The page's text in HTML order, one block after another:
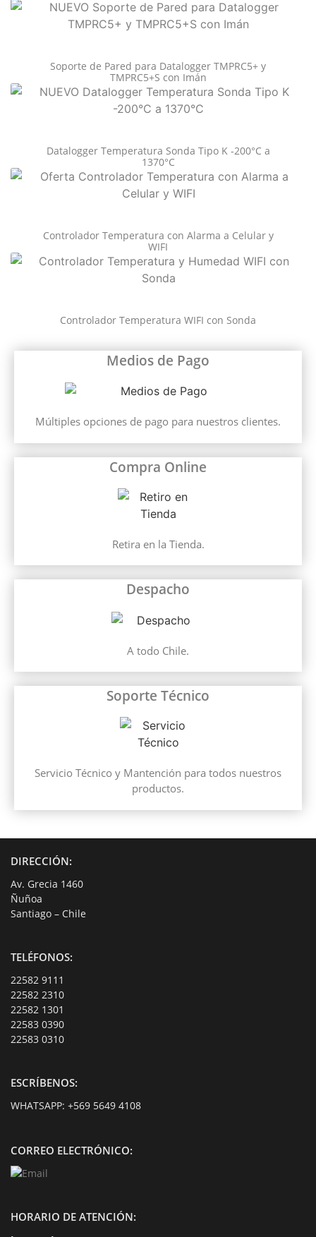
Soporte de Pared para Datalogger TMPRC5+ y
TMPRC5+S con Imán
Datalogger Temperatura Sonda Tipo K -200°C a
1370°C
Controlador Temperatura con Alarma a Celular y
WIFI
Controlador Temperatura WIFI con Sonda
Medios de Pago
Múltiples opciones de pago para nuestros clientes.
Compra Online
Retira en la Tienda.
Despacho
A todo Chile.
Soporte Técnico
Servicio Técnico y Mantención para todos nuestros
productos.
DIRECCIÓN:
Av. Grecia 1460
Ñuñoa
Santiago – Chile
TELÉFONOS:
22582 9111
22582 2310
22582 1301
22583 0390
22583 0310
ESCRÍBENOS:
WHATSAPP: +569 5649 4108
CORREO ELECTRÓNICO:
HORARIO DE ATENCIÓN: